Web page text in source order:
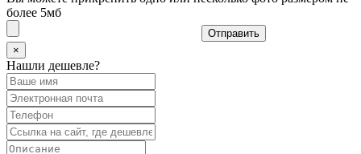
более 5мб
Отправить
×
Нашли дешевле?